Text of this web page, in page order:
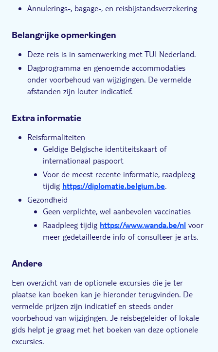
Annulerings-, bagage-, en reisbijstandsverzekering
Belangrijke opmerkingen
Deze reis is in samenwerking met TUI Nederland.
Dagprogramma en genoemde accommodaties
onder voorbehoud van wijzigingen. De vermelde
afstanden zijn louter indicatief.
Extra informatie
Reisformaliteiten
Geldige Belgische identiteitskaart of
internationaal paspoort
Voor de meest recente informatie, raadpleeg
tijdig https://diplomatie.belgium.be.
Gezondheid
Geen verplichte, wel aanbevolen vaccinaties
Raadpleeg tijdig https://www.wanda.be/nl voor
meer gedetailleerde info of consulteer je arts.
Andere
Een overzicht van de optionele excursies die je ter
plaatse kan boeken kan je hieronder terugvinden. De
vermelde prijzen zijn indicatief en steeds onder
voorbehoud van wijzigingen. Je reisbegeleider of lokale
gids helpt je graag met het boeken van deze optionele
excursies.